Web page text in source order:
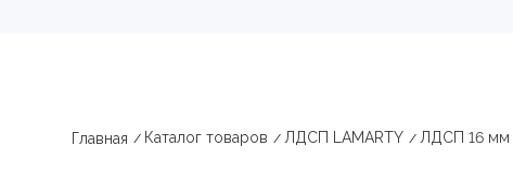
Главная Каталог товаров ЛДСП LAMARTY ЛДСП 16 мм